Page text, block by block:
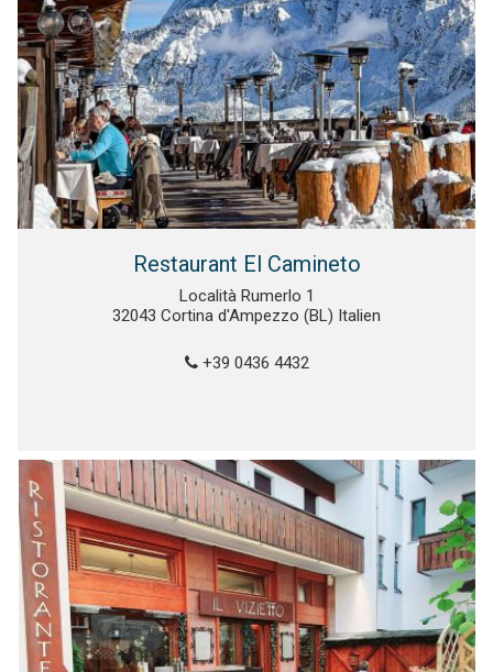
Restaurant El Camineto
Località Rumerlo 1
32043 Cortina d'Ampezzo (BL) Italien
+39 0436 4432